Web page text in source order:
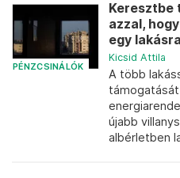
PÉNZCSINÁLÓK
Keresztbe
azzal,
egy
Kicsid Attila
A több
újabb
albérletben